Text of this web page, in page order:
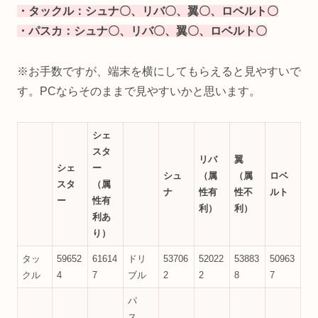
・タックル：シュナ〇、リバ〇、翼〇、ロベルト〇
・パスカ：シュナ〇、リバ〇、翼〇、ロベルト〇
※お手数ですが、端末を横にしてもらえると見やすいで
す。PCならそのままで見やすいかと思います。
シェ
スタ
ー
シェ
スタ
ー
（属
性有
利あ
り）
シュ
ナ
リバ
（属
性有
利）
翼
（属
性不
利）
ロベ
ルト
タッ
クル
59652
4
61614
7
ドリ
ブル
53706
2
52022
2
53883
8
50963
7
パ